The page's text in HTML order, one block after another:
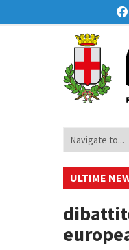
ULTIME
#EurodeskOnAir – Ciclo di
educazione finanziaria
•